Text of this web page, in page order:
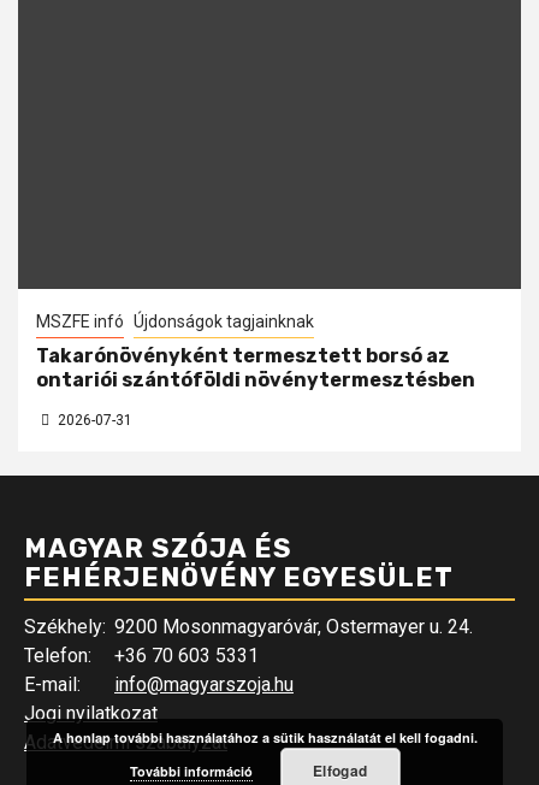
MSZFE infó Újdonságok tagjainknak
Takarónövényként termesztett borsó az
ontariói szántóföldi növénytermesztésben
2026-07-31
MAGYAR SZÓJA ÉS
FEHÉRJENÖVÉNY EGYESÜLET
Székhely: 9200 Mosonmagyaróvár, Ostermayer u. 24.
Telefon:
+36 70 603 5331
E-mail:
info@magyarszoja.hu
Jogi nyilatkozat
Adatvédelmi szabályzat
A honlap további használatához a sütik használatát el kell fogadni.
További információ
Elfogad